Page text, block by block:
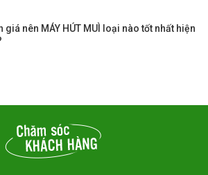
giá nên MÁY HÚT MUÌ loại nào tốt nhất hiện